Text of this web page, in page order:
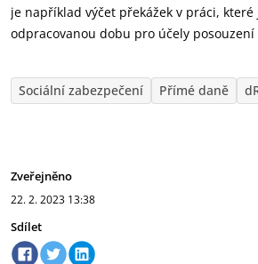
je například výčet překážek v práci, které
odpracovanou dobu pro účely
Sociální zabezpečení Přímé daně
Zveřejněno
22. 2. 2023 13:38
Sdílet